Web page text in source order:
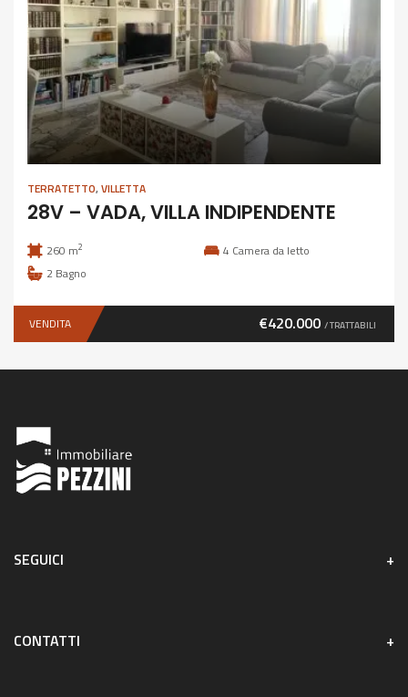
TERRATETTO,VILLETTA
28V – VADA, VILLA INDIPENDENTE
260 m2 4 Camera da letto
2 Bagno
VENDITA €420.000 / TRATTABILI
SEGUICI
CONTATTI